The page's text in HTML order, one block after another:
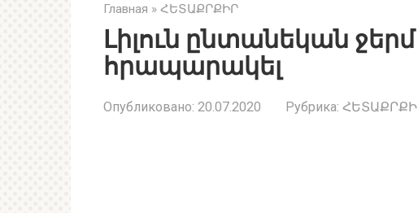
Главная » ՀԵՏԱՔՐՔԻՐ
Լիլուն ընտանեկան
հրապարակել
Опубликовано: 20.07.2020 Рубрика: